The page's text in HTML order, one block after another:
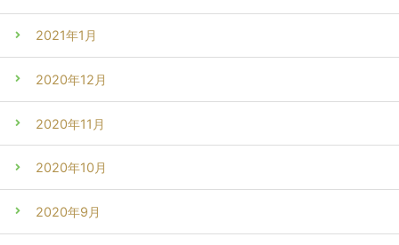
2021年1月
2020年12月
2020年11月
2020年10月
2020年9月